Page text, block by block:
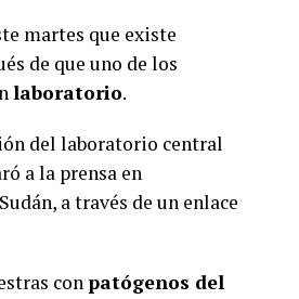
martes que existe
de que uno de los
laboratorio.
del laboratorio central
a la prensa en
a través de un enlace
con patógenos del